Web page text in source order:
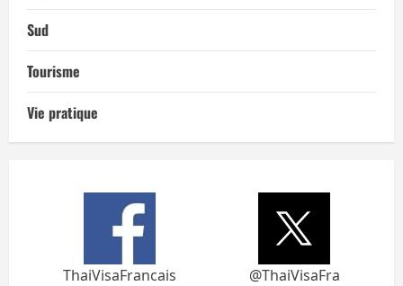
Sud
Tourisme
Vie pratique
ThaiVisaFrancais @ThaiVisaFra